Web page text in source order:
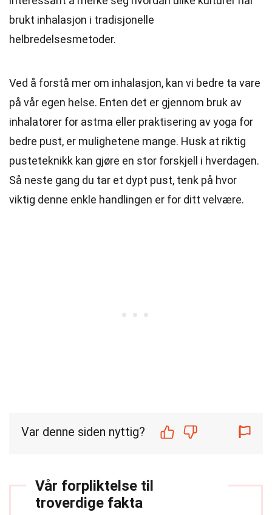
brukt inhalasjon i tradisjonelle
helbredelsesmetoder.
Ved å forstå mer om inhalasjon, kan vi bedre ta vare
på vår egen helse. Enten det er gjennom bruk av
inhalatorer for astma eller praktisering av yoga for
bedre pust, er mulighetene mange. Husk at riktig
pusteteknikk kan gjøre en stor forskjell i hverdagen.
Så neste gang du tar et dypt pust, tenk på hvor
viktig denne enkle handlingen er for ditt velvære.
Var denne siden nyttig?
Vår forpliktelse til
troverdige fakta